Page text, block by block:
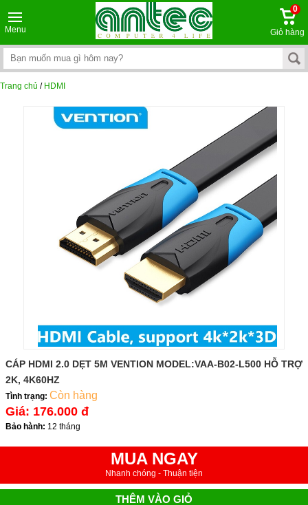
Menu
0
Giỏ hàng
Trang chủ / HDMI
CÁP HDMI 2.0 DẸT 5M VENTION MODEL:VAA-B02-L500 HỖ TRỢ
2K, 4K60HZ
Tình trạng: Còn hàng
Giá: 176.000 đ
Bảo hành: 12 tháng
MUA NGAY
Nhanh chóng - Thuận tiện
THÊM VÀO GIỎ